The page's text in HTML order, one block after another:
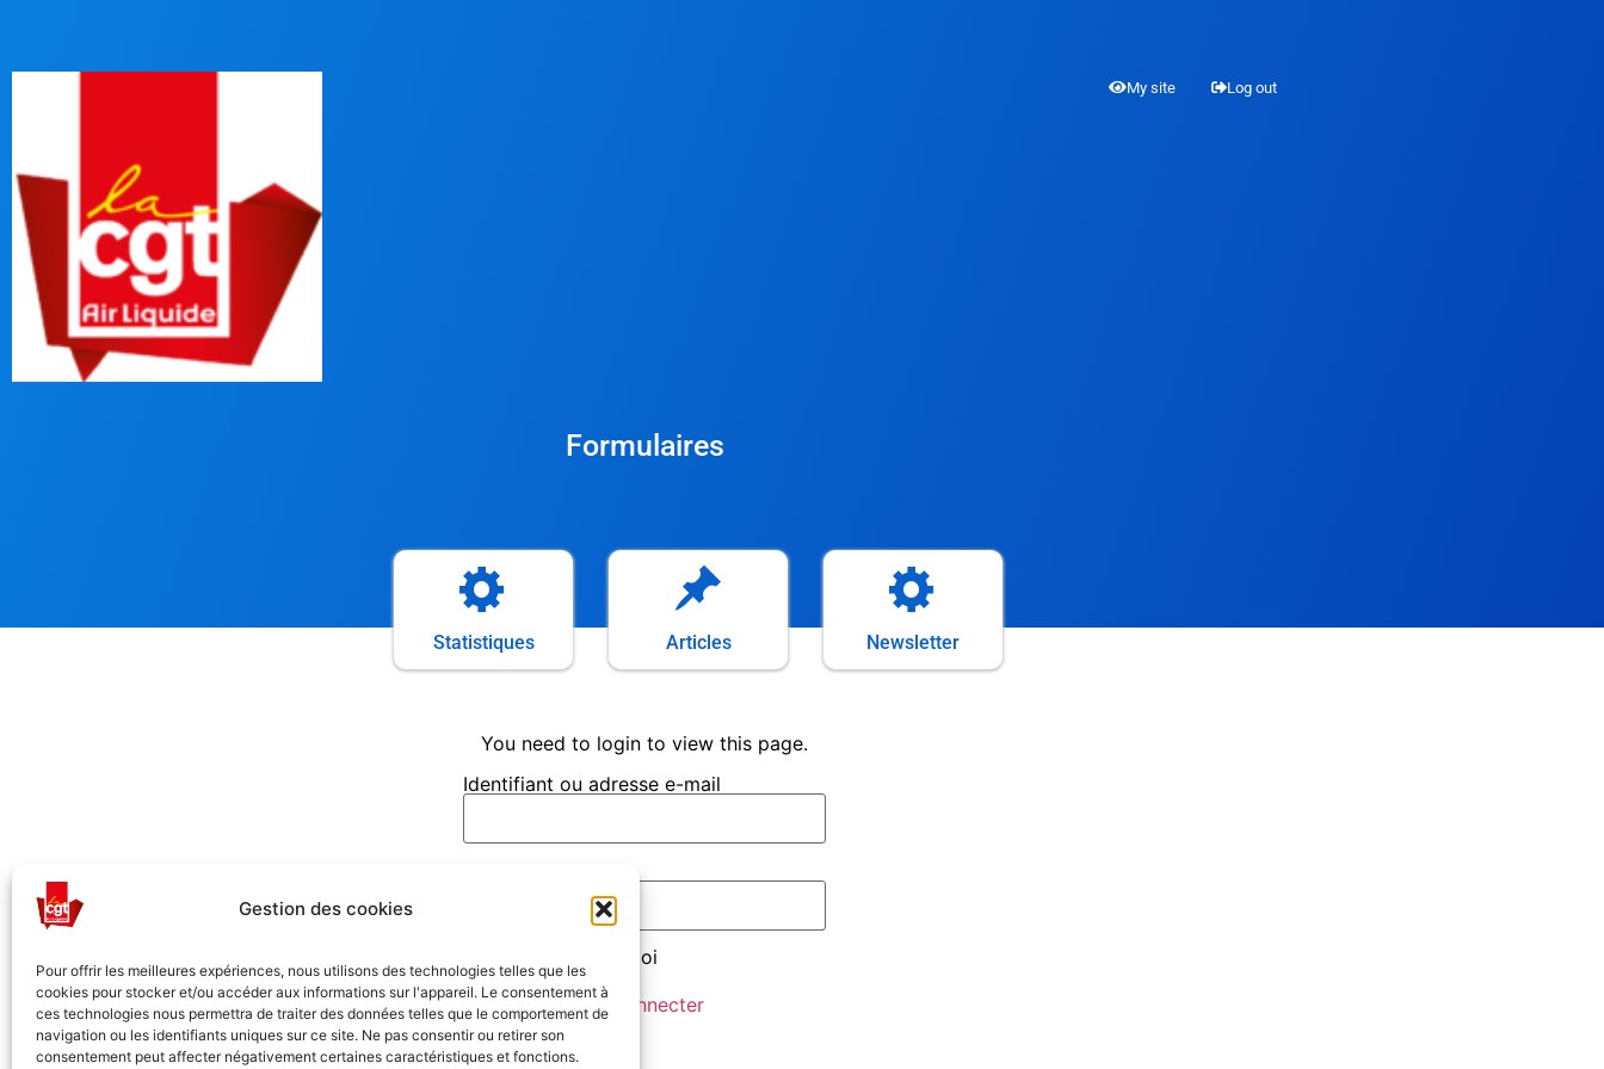
Gestion des cookies
Pour offrir les meilleures expériences, nous utilisons des technologies telles que les
cookies pour stocker et/ou accéder aux informations sur l'appareil. Le consentement à
ces technologies nous permettra de traiter des données telles que le comportement de
navigation ou les identifiants uniques sur ce site. Ne pas consentir ou retirer son
consentement peut affecter négativement certaines caractéristiques et fonctions.
My site Log out
Formulaires
Statistiques Articles Newsletter
You need to login to view this page.
Identifiant ou adresse e-mail
Se souvenir de moi